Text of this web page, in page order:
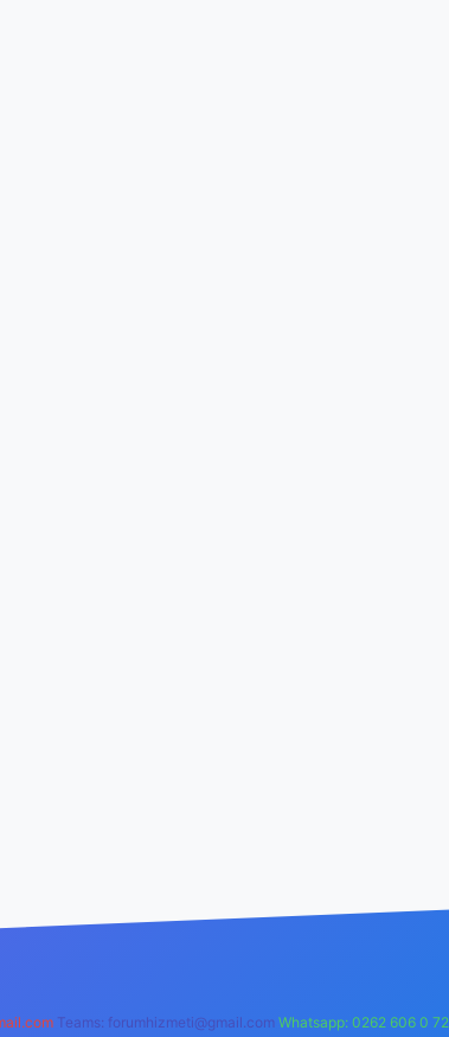
Teams: forumhizmeti@gmail.com Whatsapp: 0262 606 0